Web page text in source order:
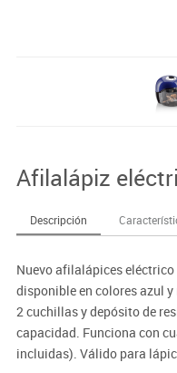
Afilalápiz
Descripción
Nuevo afilalápices
disponible en colores azul
2 cuchillas y depósito de
capacidad. Funciona con
incluidas). Válido para